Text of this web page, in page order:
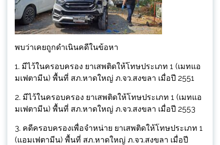
พบว่าเคยถูกดำเนินคดีในข้อหา
1. มีไว้ในครอบครอง ยาเสพติดให้โทษประเภท 1 (เมทแอ
มเฟตามีน) พื้นที่ สภ.หาดใหญ่ ภ.จว.สงขลา เมื่อปี 2551
2. มีไว้ในครอบครอง ยาเสพติดให้โทษประเภท 1 (เมทแอ
มเฟตามีน) พื้นที่ สภ.หาดใหญ่ ภ.จว.สงขลา เมื่อปี 2553
3. คดีครอบครองเพื่อจำหน่าย ยาเสพติดให้โทษประเภท 1
(แอมเฟตามีน) พื้นที่ สภ.หาดใหญ่ ภ.จว.สงขลา เมื่อปี